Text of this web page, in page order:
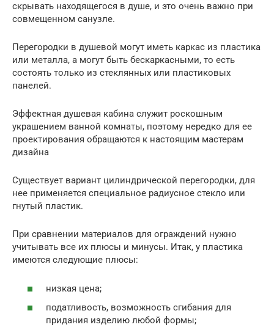
скрывать находящегося в душе, и это очень важно при
совмещенном санузле.
Перегородки в душевой могут иметь каркас из пластика
или металла, а могут быть бескаркасными, то есть
состоять только из стеклянных или пластиковых
панелей.
Эффектная душевая кабина служит роскошным
украшением ванной комнаты, поэтому нередко для ее
проектирования обращаются к настоящим мастерам
дизайна
Существует вариант цилиндрической перегородки, для
нее применяется специальное радиусное стекло или
гнутый пластик.
При сравнении материалов для ограждений нужно
учитывать все их плюсы и минусы. Итак, у пластика
имеются следующие плюсы:
низкая цена;
податливость, возможность сгибания для
придания изделию любой формы;